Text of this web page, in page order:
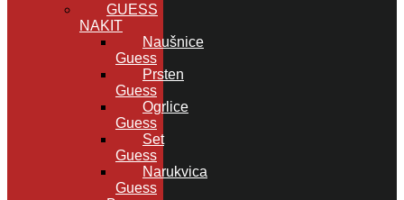
GUESS
NAKIT
Naušnice
Guess
Prsten
Guess
Ogrlice
Guess
Set
Guess
Narukvica
Guess